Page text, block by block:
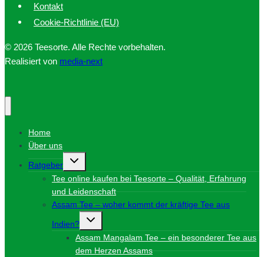
Kontakt
Cookie-Richtlinie (EU)
© 2026 Teesorte. Alle Rechte vorbehalten.
Realisiert von media-next
Home
Über uns
Ratgeber
Untermenü
Tee online kaufen bei Teesorte – Qualität, Erfahrung
und Leidenschaft
Assam Tee – woher kommt der kräftige Tee aus
Indien?
Untermenü
Assam Mangalam Tee – ein besonderer Tee aus
dem Herzen Assams